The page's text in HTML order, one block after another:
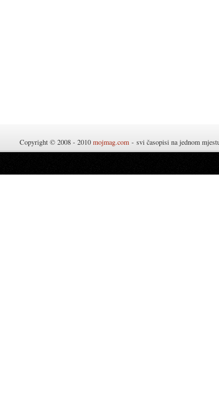
Copyright © 2008 - 2010 mojmag.com - svi časopisi na jednom